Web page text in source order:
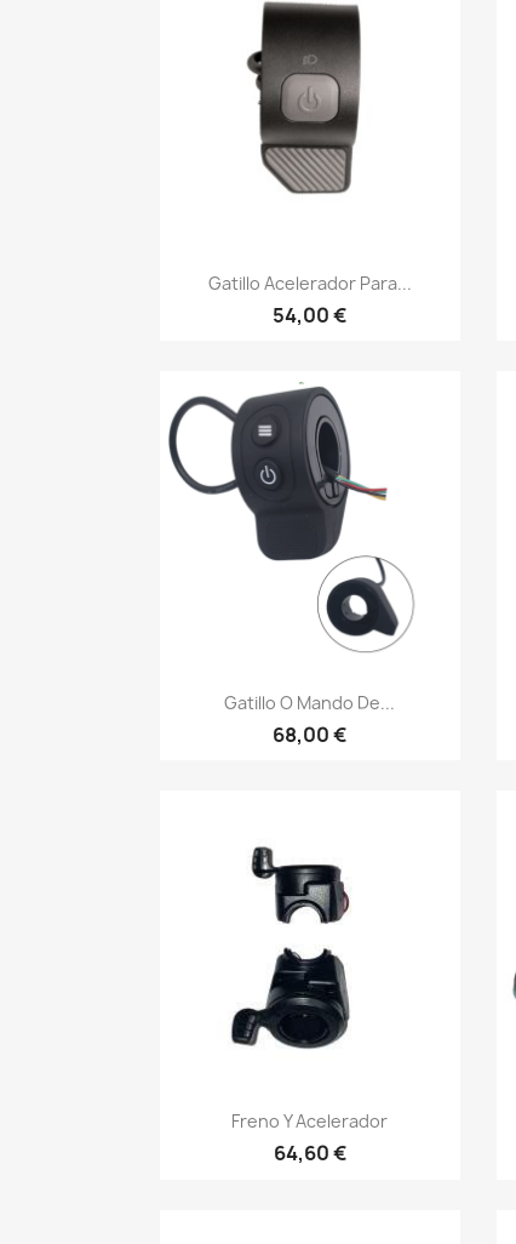
Vista rápida
Gatillo Acelerador Para...
54,00 €
Vista rápida
Gatillo O Mando De...
68,00 €
Vista rápida
Freno Y Acelerador
64,60 €